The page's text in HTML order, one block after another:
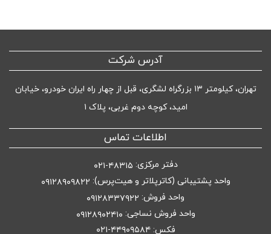
آدرس شرکت
تهران، کیلومتر ۱۳ بزرگراه لشگری، قبل از چهار راه ایران خودرو، خیابان
امید، کوچه دوم غربی، پلاک ۱
اطلاعات تماس
دفتر مرکزی: ۴۸۳۱۵-۰۲۱
واحد پشتیبانی (کاترپلاتر و هیت‌پرس): ۰۹۱۲۸۹۰۹۸۲۲
واحد فروش: ۰۹۱۲۸۳۳۷۹۲۲
واحد فروش نساجی: ۰۹۱۲۸۹۰۲۴۱۰
فکس: ۴۴۹۰۹۵۸۴-۰۲۱